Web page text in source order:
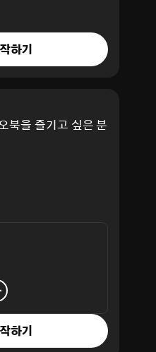
하기
북을 즐기고 싶은 분
하기